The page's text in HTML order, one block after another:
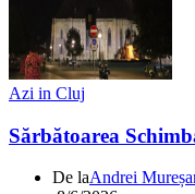
Azi in Cluj
Sărbătoarea
De laAndrei